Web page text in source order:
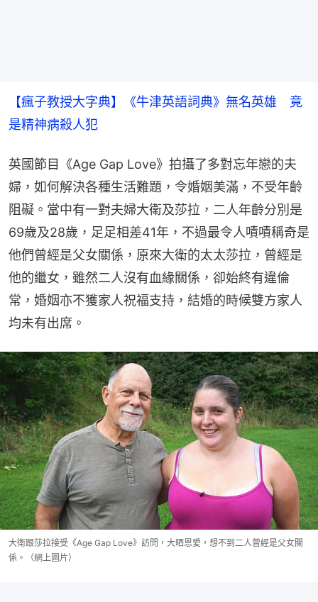
【瘋子教授大字典】《牛津英語詞典》無名英雄　竟
是精神病殺人犯
英國節目《Age Gap Love》拍攝了多對忘年戀的夫
婦，如何解決各種生活難題，令婚姻美滿，不受年齡
阻礙。當中有一對夫婦大衛及莎拉，二人年齡分別是
69歲及28歲，足足相差41年，不過最令人嘖嘖稱奇是
他們曾經是父女關係，原來大衛的太太莎拉，曾經是
他的繼女，雖然二人沒有血緣關係，卻始終有違倫
常，婚姻亦不獲家人祝福支持，結婚的時候雙方家人
均未有出席。
大衛跟莎拉接受《Age Gap Love》訪問，大晒恩愛，想不到二人曾經是父女關
係。（網上圖片）